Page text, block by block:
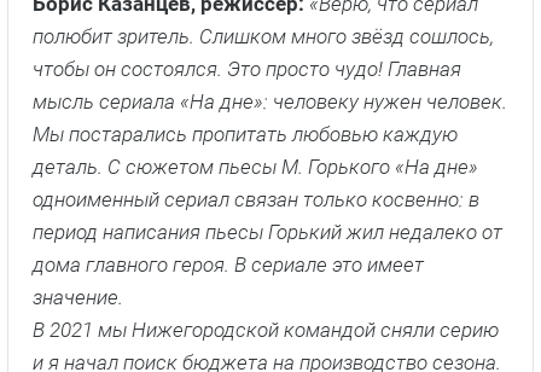
полюбит зритель. Слишком много звёзд сошлось,
чтобы он состоялся. Это просто чудо! Главная
мысль сериала «На дне»: человеку нужен человек.
Мы постарались пропитать любовью каждую
деталь. С сюжетом пьесы М. Горького «На дне»
одноименный сериал связан только косвенно: в
период написания пьесы Горький жил недалеко от
дома главного героя. В сериале это имеет
значение.
В 2021 мы Нижегородской командой сняли серию
и я начал поиск бюджета на производство сезона.